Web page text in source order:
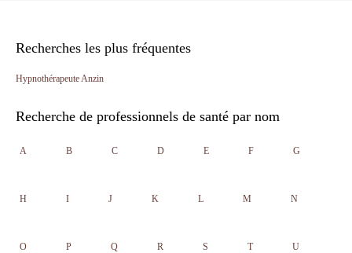
Recherches les plus fréquentes
Hypnothérapeute Anzin
Recherche de professionnels de santé par nom
A B C D E F G
H I J K L M N
O P Q R S T U